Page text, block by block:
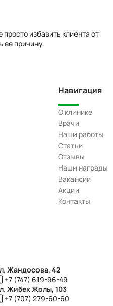
просто избавить клиента от
ее причину.
Навигация
О клинике
Врачи
Наши работы
Статьи
Отзывы
Наши награды
Вакансии
Акции
Контакты
Жандосова, 42
+7 (747) 619-96-49
Жибек Жолы, 103
+7 (707) 279-60-60